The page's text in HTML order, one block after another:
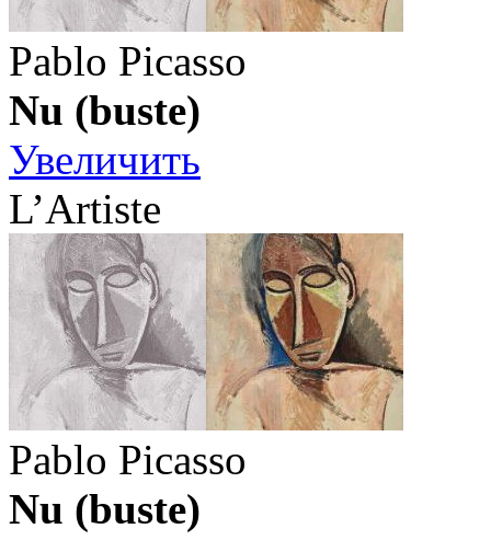
Pablo Picasso
Nu (buste)
Увеличить
L’Artiste
Pablo Picasso
Nu (buste)